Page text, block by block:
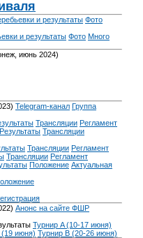
и результаты Фото
и результаты Фото Много
июнь 2024)
Telegram-канал Группа
Трансляции Регламент
Результаты Трансляции
Трансляции Регламент
Трансляции Регламент
Положение Актуальная
Анонс на сайте ФШР
Турнир A (10-17 июня)
(19 июня) Турнир B (20-26 июня)